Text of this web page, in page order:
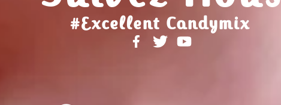
#Excellent Candymix